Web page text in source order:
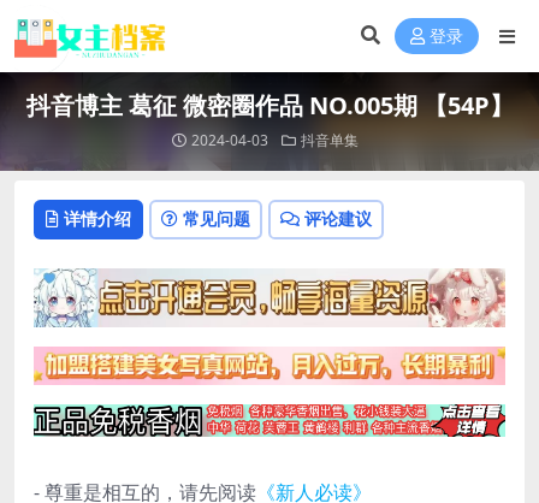
登录
抖音博主 葛征 微密圈作品 NO.005期 【54P】
2024-04-03 抖音单集
详情介绍 常见问题 评论建议
- 尊重是相互的，请先阅读 《新人必读》